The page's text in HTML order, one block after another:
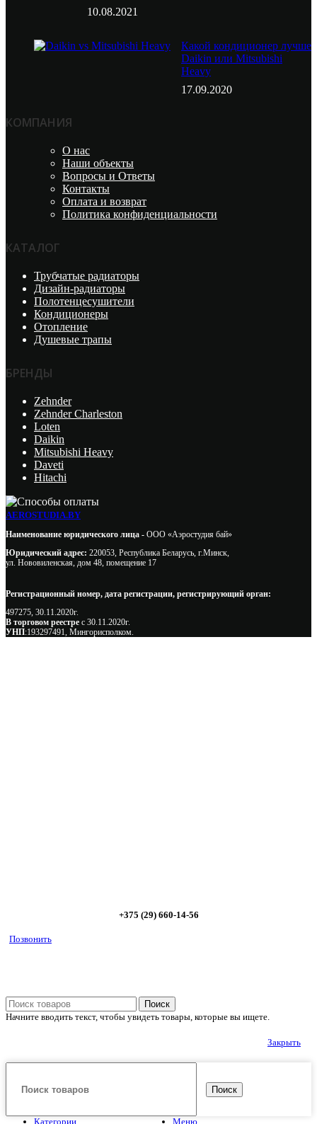
10.08.2021
Какой кондиционер лучше
Daikin или Mitsubishi
Heavy
17.09.2020
КОМПАНИЯ
О нас
Наши объекты
Вопросы и Ответы
Контакты
Оплата и возврат
Политика конфиденциальности
КАТАЛОГ
Трубчатые радиаторы
Дизайн-радиаторы
Полотенцесушители
Кондиционеры
Отопление
Душевые трапы
БРЕНДЫ
Zehnder
Zehnder Charleston
Loten
Daikin
Mitsubishi Heavy
Daveti
Hitachi
AEROSTUDIA.BY
Наименование юридического лица - ООО «Аэростудия бай»
Юридический адрес: 220053, Республика Беларусь, г.Минск,
ул. Нововиленская, дом 48, помещение 17
Регистрационный номер, дата регистрации, регистрирующий орган:
497275, 30.11.2020г.
В торговом реестре с 30.11.2020г.
УНП:193297491, Мингорисполком.
+375 (29) 660-14-56
Позвонить
Поиск
Начните вводить текст, чтобы увидеть товары, которые вы ищете.
Закрыть
Поиск
Меню
Категории